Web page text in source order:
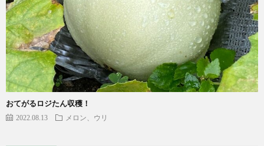
おてがるロジたん収穫！
2022.08.13 メロン、ウリ